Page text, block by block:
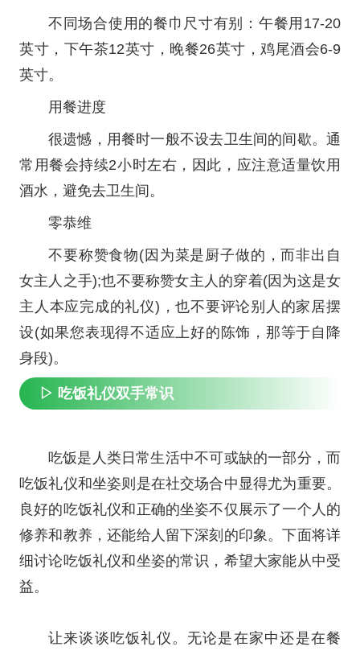
不同场合使用的餐巾尺寸有别：午餐用17-20
英寸，下午茶12英寸，晚餐26英寸，鸡尾酒会6-9
英寸。
用餐进度
很遗憾，用餐时一般不设去卫生间的间歇。通
常用餐会持续2小时左右，因此，应注意适量饮用
酒水，避免去卫生间。
零恭维
不要称赞食物(因为菜是厨子做的，而非出自
女主人之手);也不要称赞女主人的穿着(因为这是女
主人本应完成的礼仪)，也不要评论别人的家居摆
设(如果您表现得不适应上好的陈饰，那等于自降
身段)。
▷ 吃饭礼仪双手常识
吃饭是人类日常生活中不可或缺的一部分，而
吃饭礼仪和坐姿则是在社交场合中显得尤为重要。
良好的吃饭礼仪和正确的坐姿不仅展示了一个人的
修养和教养，还能给人留下深刻的印象。下面将详
细讨论吃饭礼仪和坐姿的常识，希望大家能从中受
益。
让来谈谈吃饭礼仪。无论是在家中还是在餐